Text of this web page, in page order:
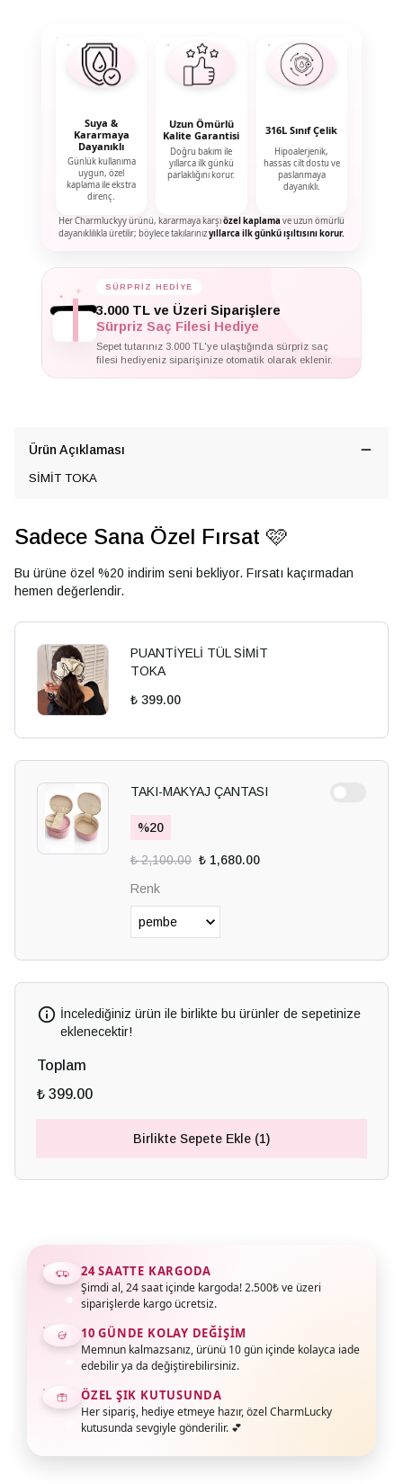
Suya &
Kararmaya
Dayanıklı
Günlük kullanıma
uygun, özel
kaplama ile ekstra
direnç.
Uzun Ömürlü
Kalite Garantisi
Doğru bakım ile
yıllarca ilk günkü
parlaklığını korur.
316L Sınıf Çelik
Hipoalerjenik,
hassas cilt dostu ve
paslanmaya
dayanıklı.
Her Charmluckyy ürünü, kararmaya karşıözel kaplama ve uzun ömürlü
dayanıklılıkla üretilir; böylece takılarınızyıllarca ilk günkü ışıltısını korur.
✦ SÜRPRİZ HEDİYE
3.000 TL ve Üzeri Siparişlere
Sürpriz Saç Filesi Hediye
Sepet tutarınız 3.000 TL'ye ulaştığında sürpriz saç
filesi hediyeniz siparişinize otomatik olarak eklenir.
Ürün Açıklaması
SİMİT TOKA
Sadece Sana Özel Fırsat 🩷
Bu ürüne özel %20 indirim seni bekliyor. Fırsatı kaçırmadan
hemen değerlendir.
PUANTİYELİ TÜL SİMİT
TOKA
₺ 399.00
TAKI-MAKYAJ ÇANTASI
%20
₺ 2,100.00 ₺ 1,680.00
Renk
İncelediğiniz ürün ile birlikte bu ürünler de sepetinize
eklenecektir!
Toplam
₺ 399.00
Birlikte Sepete Ekle (1)
24 SAATTE KARGODA
Şimdi al, 24 saat içinde kargoda! 2.500₺ ve üzeri
siparişlerde kargo ücretsiz.
10 GÜNDE KOLAY DEĞIŞIM
Memnun kalmazsanız, ürünü 10 gün içinde kolayca iade
edebilir ya da değiştirebilirsiniz.
ÖZEL ŞIK KUTUSUNDA
Her sipariş, hediye etmeye hazır, özel CharmLucky
kutusunda sevgiyle gönderilir. 💕